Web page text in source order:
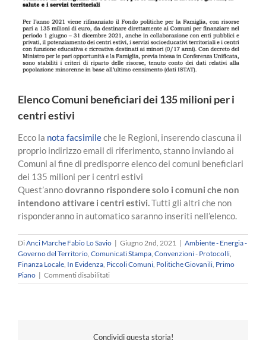
Elenco Comuni beneficiari dei 135 milioni per i
centri estivi
Ecco la nota facsimileche le Regioni, inserendo ciascuna il
proprio indirizzo email di riferimento, stanno inviando ai
Comuni al fine di predisporre elenco dei comuni beneficiari
dei 135 milioni per i centri estivi
Quest’annodovranno rispondere solo i comuni che non
intendono attivare i centri estivi.Tutti gli altri che non
risponderanno in automatico saranno inseriti nell’elenco.
DiAnci Marche Fabio Lo Savio | Giugno 2nd, 2021 | Ambiente - Energia -
Governo del Territorio Comunicati Stampa Convenzioni - Protocolli
Finanza Locale In Evidenza Piccoli Comuni Politiche Giovanili Primo
Piano | Commenti disabilitatisu
Elenco
Condividi questa storia!